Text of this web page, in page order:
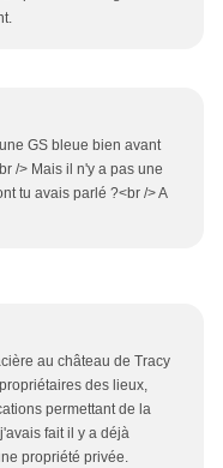
GS bleue bien avant
/> Mais il n'y a pas une
tu avais parlé ?<br /> A
au château de Tracy
des lieux,
permettant de la
fait il y a déjà
propriété privée.